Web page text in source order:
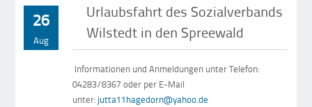
26
Aug
Urlaubsfahrt des Sozialverbands
Wilstedt in den Spreewald
Informationen und Anmeldungen unter Telefon:
04283/8367 oder per E-Mail
unter: jutta11hagedorn@yahoo.de